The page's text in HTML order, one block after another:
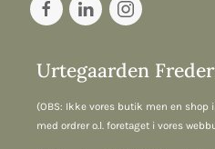
Urtegaarden
(OBS: Ikke vores butik men en
med ordrer o.l. foretaget i vores